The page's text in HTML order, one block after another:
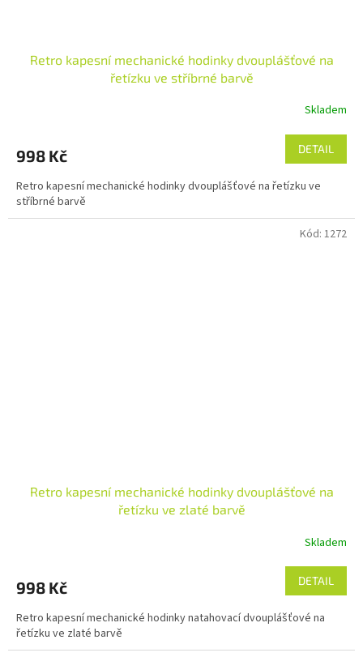
Retro kapesní mechanické hodinky dvouplášťové na
řetízku ve stříbrné barvě
Skladem
998 Kč DETAIL
Retro kapesní mechanické hodinky dvouplášťové na řetízku ve
stříbrné barvě
Retro kapesní mechanické hodinky dvouplášťové na
řetízku ve zlaté barvě
Skladem
998 Kč DETAIL
Retro kapesní mechanické hodinky natahovací dvouplášťové na
řetízku ve zlaté barvě
Kód: 1272